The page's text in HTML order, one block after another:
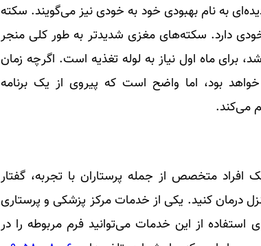
به نام بهبودی خود به خودی نیز می‌گویند. سکته
دارد. سکته‌های مغزی شدیدتر به طور کلی منجر
برای ماه اول نیاز به لوله تغذیه است. اگرچه زمان
بود، اما واضح است که پیروی از یک برنامه
می‌کند.
افراد متخصص از جمله پرستاران با تجربه، گفتار
درمان کنید. یکی از خدمات مرکز پزشکی و پرستاری
استفاده از این خدمات می‌توانید فرم مربوطه را در